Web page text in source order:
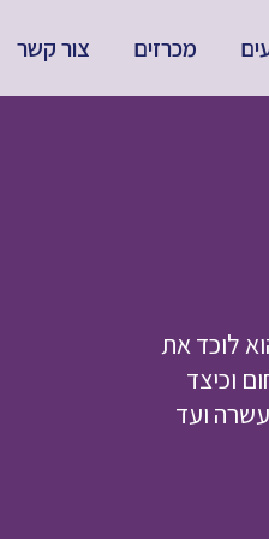
מכרזים צור קשר
לוכד את
וכיצד
ועד